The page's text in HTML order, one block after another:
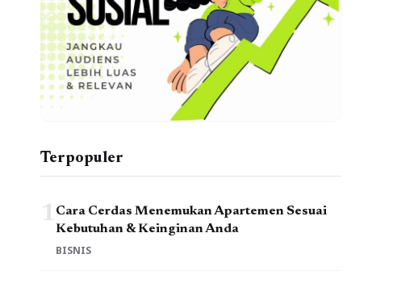
Terpopuler
1 Cara Cerdas Menemukan Apartemen Sesuai
Kebutuhan & Keinginan Anda
BISNIS